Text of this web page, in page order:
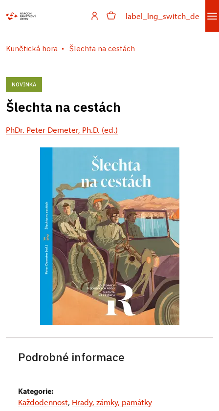
label_lng_switch_de
Kunětická hora Šlechta na cestách
NOVINKA
Šlechta na cestách
PhDr. Peter Demeter, Ph.D. (ed.)
Podrobné informace
Kategorie:
Každodennost, Hrady, zámky, památky